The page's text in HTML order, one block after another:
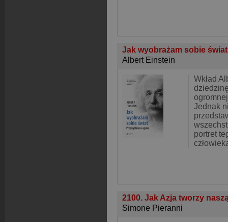
Jak wyobrażam sobie
Albert Einstein
Wkład
Jednak
portret
2100. Jak Azja tworzy
Simone Pieranni